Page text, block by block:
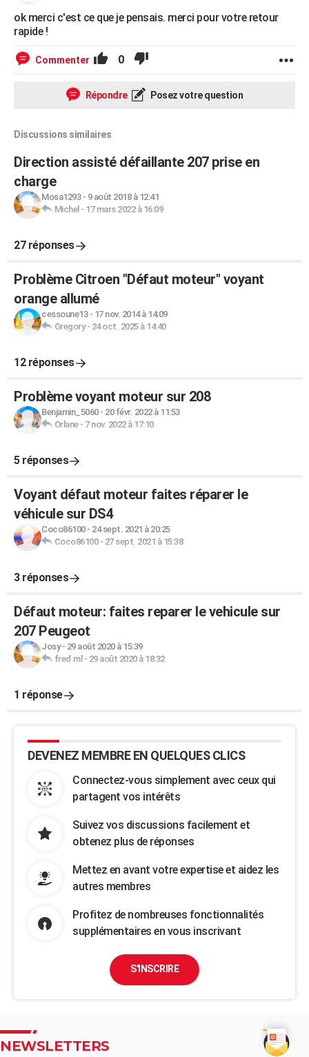
ok merci c'est ce que je pensais. merci pour votre retour
rapide !
Commenter 0
Répondre Posez votre question
Discussions similaires
Direction assisté défaillante 207 prise en
charge
Mosa1293- 9 août 2018 à 12:41
Michel - 17 mars 2022 à 16:09
27 réponses
Problème Citroen "Défaut moteur" voyant
orange allumé
cessoune13- 17 nov. 2014 à 14:09
Gregory- 24 oct. 2025 à 14:40
12 réponses
Problème voyant moteur sur 208
Benjamin_5060- 20 févr. 2022 à 11:53
Orlane- 7 nov. 2022 à 17:10
5 réponses
Voyant défaut moteur faites réparer le
véhicule sur DS4
Coco86100- 24 sept. 2021 à 20:25
Coco86100- 27 sept. 2021 à 15:38
3 réponses
Défaut moteur: faites reparer le vehicule sur
207 Peugeot
Josy- 29 août 2020 à 15:39
fred.ml - 29 août 2020 à 18:32
1 réponse
DEVENEZ MEMBRE EN QUELQUES CLICS
Connectez-vous simplement avec ceux qui
partagent vos intérêts
Suivez vos discussions facilement et
obtenez plus de réponses
Mettez en avant votre expertise et aidez les
autres membres
Profitez de nombreuses fonctionnalités
supplémentaires en vous inscrivant
S'INSCRIRE
NEWSLETTERS